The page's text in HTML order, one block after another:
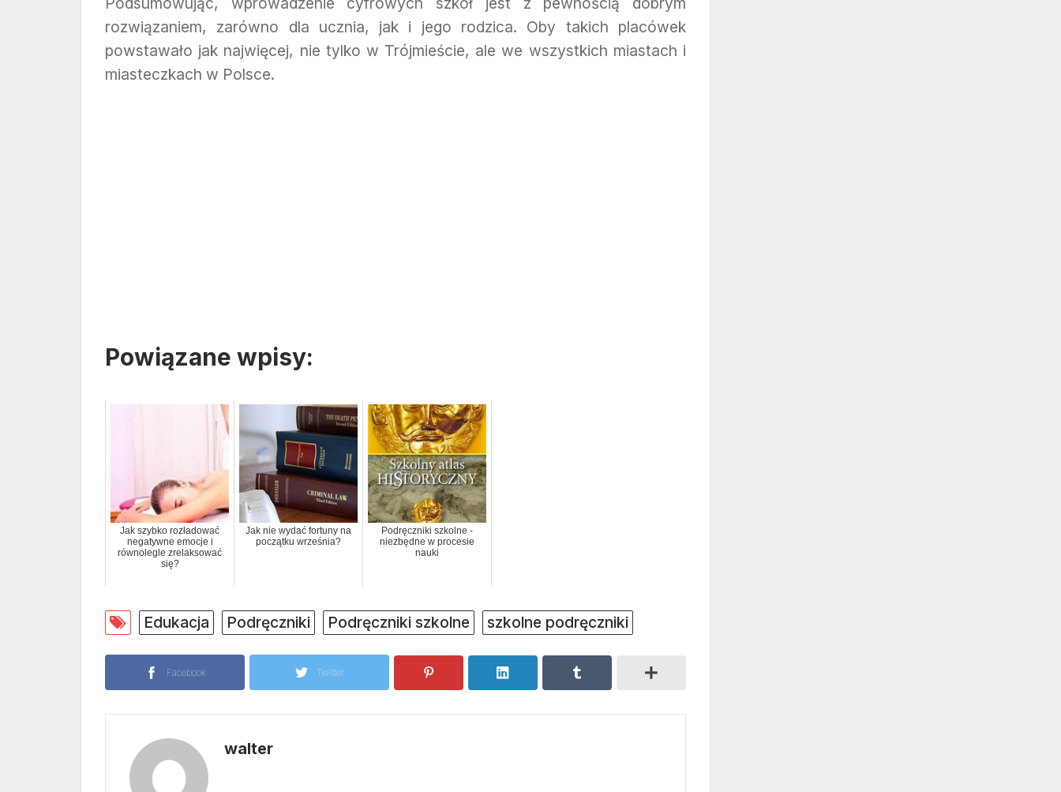
rozwiązaniem, zarówno dla ucznia, jak i jego rodzica. Oby takich placówek
powstawało jak najwięcej, nie tylko w Trójmieście, ale we wszystkich miastach i
miasteczkach w Polsce.
Powiązane wpisy:
Jak szybko rozładować
negatywne emocje i
równolegle zrelaksować
się?
Jak nie wydać fortuny na
początku września?
Podręczniki szkolne -
niezbędne w procesie
nauki
Edukacja Podręczniki Podręczniki szkolne szkolne podręczniki
Facebook Twitter
walter